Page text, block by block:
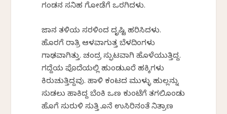
ಗಂಡನ ಸನಿಹ ಗೋಡೆಗೆ ಒರಗಿದಳು.
ಜಾನಕೆ ತಳಿಯ ಸರಳಿಂದ ದೃಷ್ಟಿ ಹರಿಸಿದಳು.
ಹೊರಗೆ ರಾತ್ರಿ ಆಳವಾಗುತ್ತ ಬೆಳದಿಂಗಳು
ಗಾಢವಾಗಿತ್ತು. ಚಂದ್ರ ಸ್ಫುಟವಾಗಿ ಹೊಳೆಯುತ್ತಿದ್ದ.
ಗದ್ದೆಯ ಪೊದೆಯಲ್ಲಿ ಹುಂಡುಕೊರೆ ಹಕ್ಕಿಗಳು
ಕಿರುಚುತ್ತಿದ್ದವು. ಹಾಳಿ ಕಂಟದ ಮುಳ್ಳು ಹುಲ್ಲನ್ನು
ಸುಡಲು ಹಾಕಿದ್ದ ಬೆಂಕಿ ಒಣ ಕುಂಟೆಗೆ ತಗಲಿಕೊಂಡು
ಹೊಗೆ ಸುರುಳಿ ಸುತ್ತಿ ಕೊನೆ ಉಸಿರಿನಂತೆ ನಿತ್ರಾಣ